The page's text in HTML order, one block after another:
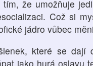
že umožňuje
Což si
jádro vůbec
které se dají
jako hurá oslavu